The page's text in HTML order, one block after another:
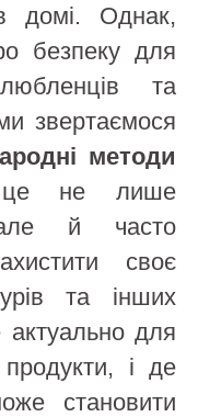
домі. Однак,
безпеку для
та
звертаємося
методи
не лише
але й часто
своє
та інших
актуально для
продукти, і де
становити